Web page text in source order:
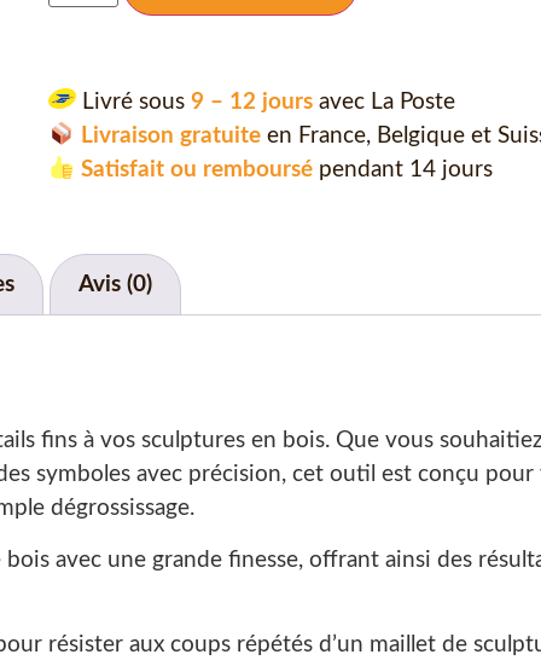
Livré sous 9 – 12 jours avec La Poste
Livraison gratuiteen France, Belgique et
Satisfait ou remboursépendant 14 jours
Avis (0)
fins à vos sculptures en bois. Que vous
symboles avec précision, cet outil est conçu
dégrossissage.
avec une grande finesse, offrant ainsi des
résister aux coups répétés d’un maillet de